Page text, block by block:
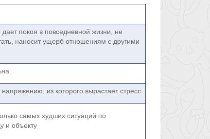
покоя в повседневной жизни, не
наносит ущерб отношениям с другими
из которого вырастает стресс
самых худших ситуаций по
и объекту